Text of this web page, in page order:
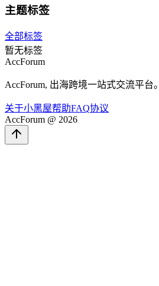
主题标签
全部标签
暂无标签
AccForum
AccForum, 出海跨境一站式交流平台。
关于小黑屋帮助FAQ协议
AccForum @ 2026